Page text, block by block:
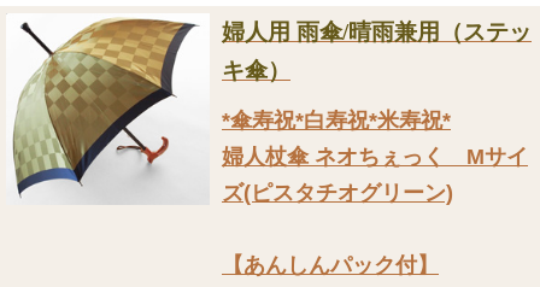
婦人用 雨傘/晴雨兼用（ステッ
キ傘）
*傘寿祝*白寿祝*米寿祝*
婦人杖傘 ネオちぇっく Mサイ
ズ(ピスタチオグリーン)
【あんしんパック付】